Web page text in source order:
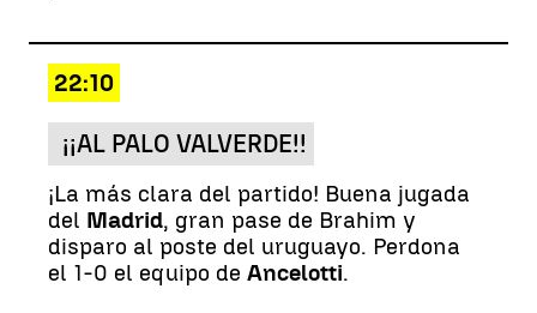
22:10
¡¡AL PALO VALVERDE!!
¡La más clara del partido! Buena jugada
del Madrid, gran pase de Brahim y
disparo al poste del uruguayo. Perdona
el 1-0 el equipo de Ancelotti.